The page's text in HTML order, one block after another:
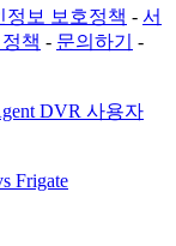
정보 보호정책 - 서
책 - 문의하기
-
DVR 사용자
Frigate